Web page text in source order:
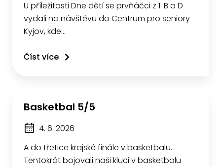
U příležitosti Dne dětí se prvňáčci z 1. B a D
vydali na návštěvu do Centrum pro seniory
Kyjov, kde…
Číst více
Basketbal 5/5
4. 6. 2026
A do třetice krajské finále v basketbalu.
Tentokrát bojovali naši kluci v basketbalu